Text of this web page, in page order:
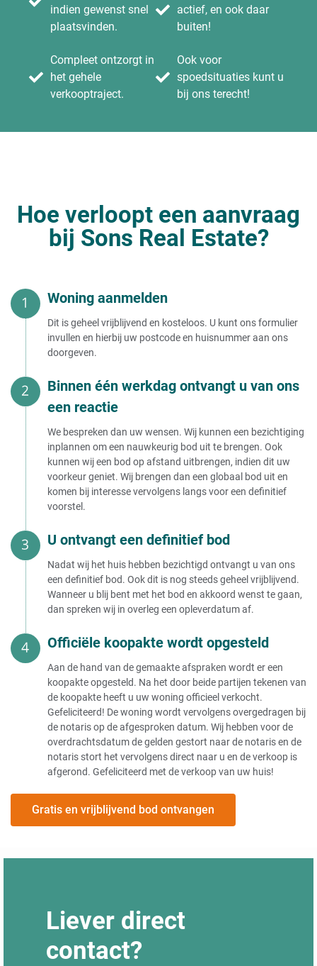
indien gewenst snel
plaatsvinden.
Compleet ontzorgt in
het gehele
verkooptraject.
actief, en ook daar
buiten!
Ook voor
spoedsituaties kunt u
bij ons terecht!
Hoe verloopt een aanvraag
bij Sons Real Estate?
Woning aanmelden
Dit is geheel vrijblijvend en kosteloos. U kunt ons formulier
invullen en hierbij uw postcode en huisnummer aan ons
doorgeven.
Binnen één werkdag ontvangt u van ons
een reactie
We bespreken dan uw wensen. Wij kunnen een bezichtiging
inplannen om een nauwkeurig bod uit te brengen. Ook
kunnen wij een bod op afstand uitbrengen, indien dit uw
voorkeur geniet. Wij brengen dan een globaal bod uit en
komen bij interesse vervolgens langs voor een definitief
voorstel.
U ontvangt een definitief bod
Nadat wij het huis hebben bezichtigd ontvangt u van ons
een definitief bod. Ook dit is nog steeds geheel vrijblijvend.
Wanneer u blij bent met het bod en akkoord wenst te gaan,
dan spreken wij in overleg een opleverdatum af.
Officiële koopakte wordt opgesteld
Aan de hand van de gemaakte afspraken wordt er een
koopakte opgesteld. Na het door beide partijen tekenen van
de koopakte heeft u uw woning officieel verkocht.
Gefeliciteerd! De woning wordt vervolgens overgedragen bij
de notaris op de afgesproken datum. Wij hebben voor de
overdrachtsdatum de gelden gestort naar de notaris en de
notaris stort het vervolgens direct naar u en de verkoop is
afgerond. Gefeliciteerd met de verkoop van uw huis!
Gratis en vrijblijvend bod ontvangen
Liever direct
contact?